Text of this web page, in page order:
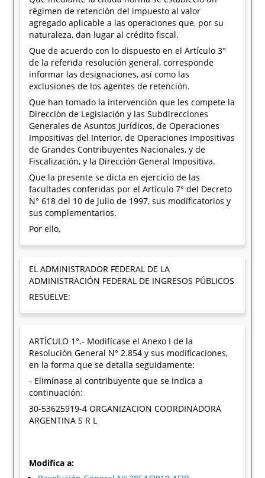
régimen de retención del impuesto al valor
agregado aplicable a las operaciones que, por su
naturaleza, dan lugar al crédito fiscal.
Que de acuerdo con lo dispuesto en el Artículo 3°
de la referida resolución general, corresponde
informar las designaciones, así como las
exclusiones de los agentes de retención.
Que han tomado la intervención que les compete la
Dirección de Legislación y las Subdirecciones
Generales de Asuntos Jurídicos, de Operaciones
Impositivas del Interior, de Operaciones Impositivas
de Grandes Contribuyentes Nacionales, y de
Fiscalización, y la Dirección General Impositiva.
Que la presente se dicta en ejercicio de las
facultades conferidas por el Artículo 7° del Decreto
N° 618 del 10 de julio de 1997, sus modificatorios y
sus complementarios.
Por ello,
EL ADMINISTRADOR FEDERAL DE LA
ADMINISTRACIÓN FEDERAL DE INGRESOS PÚBLICOS
RESUELVE:
ARTÍCULO 1°.- Modifícase el Anexo I de la
Resolución General N° 2.854 y sus modificaciones,
en la forma que se detalla seguidamente:
- Elimínase al contribuyente que se indica a
continuación:
30-53625919-4 ORGANIZACION COORDINADORA
ARGENTINA S R L
Modifica a: